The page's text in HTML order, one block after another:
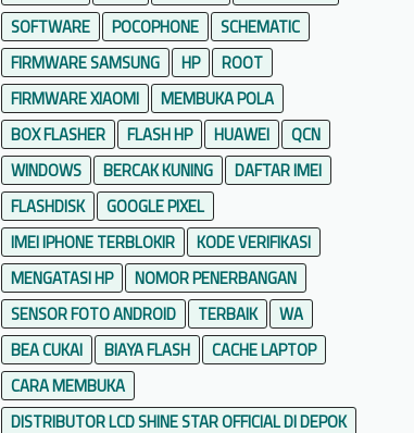
SOFTWARE
POCOPHONE
SCHEMATIC
FIRMWARE SAMSUNG
HP
ROOT
FIRMWARE XIAOMI
MEMBUKA POLA
BOX FLASHER
FLASH HP HUAWEI
QCN
WINDOWS
BERCAK KUNING
DAFTAR IMEI
FLASHDISK
GOOGLE PIXEL
IMEI IPHONE TERBLOKIR
KODE VERIFIKASI
MENGATASI HP
NOMOR PENERBANGAN
SENSOR FOTO ANDROID
TERBAIK
WA
BEA CUKAI
BIAYA FLASH
CACHE LAPTOP
CARA MEMBUKA
DISTRIBUTOR LCD SHINE STAR OFFICIAL DI DEPOK